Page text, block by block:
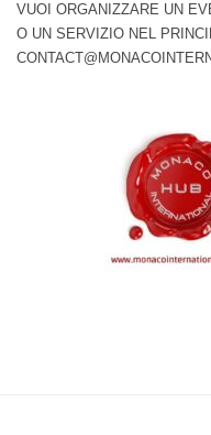
VUOI ORGANIZZARE UN
O UN SERVIZIO NEL